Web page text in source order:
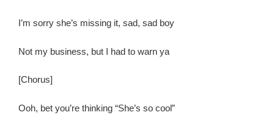
I’m sorry she’s missing it, sad, sad boy
Not my business, but I had to warn ya
[Chorus]
Ooh, bet you’re thinking “She’s so cool”